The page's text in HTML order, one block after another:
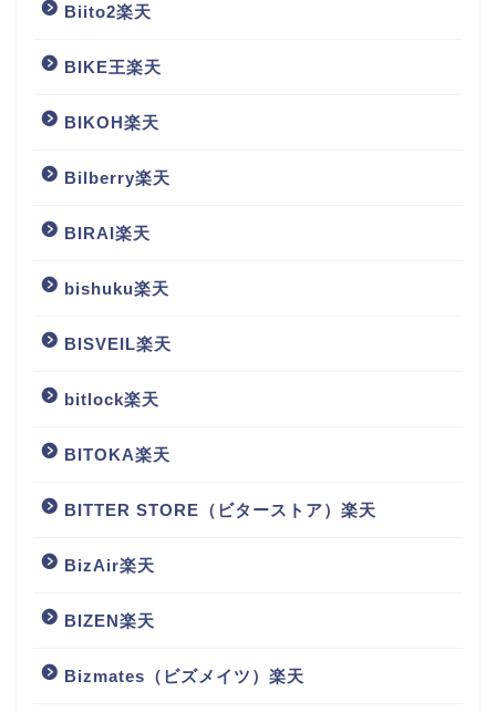
Biito2楽天
BIKE王楽天
BIKOH楽天
Bilberry楽天
BIRAI楽天
bishuku楽天
BISVEIL楽天
bitlock楽天
BITOKA楽天
BITTER STORE（ビターストア）楽天
BizAir楽天
BIZEN楽天
Bizmates（ビズメイツ）楽天